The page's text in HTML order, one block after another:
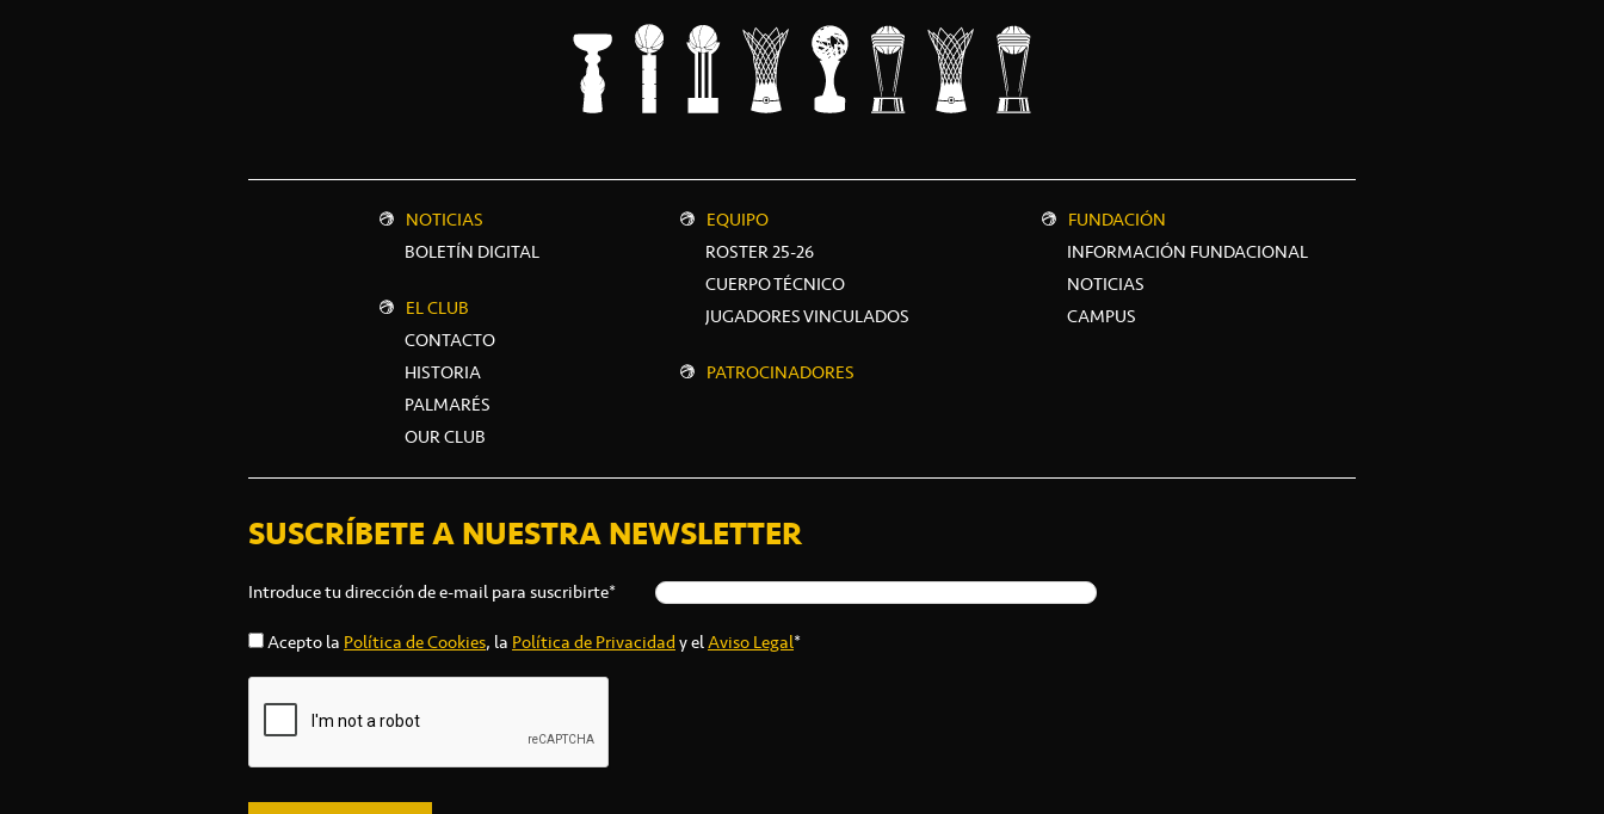
NOTICIAS
BOLETÍN DIGITAL
EL CLUB
CONTACTO
HISTORIA
PALMARÉS
OUR CLUB
EQUIPO
ROSTER 25-26
CUERPO TÉCNICO
JUGADORES VINCULADOS
PATROCINADORES
FUNDACIÓN
INFORMACIÓN FUNDACIONAL
NOTICIAS
CAMPUS
SUSCRÍBETE A NUESTRA NEWSLETTER
Introduce tu dirección de e-mail para suscribirte*
Acepto la Política de Cookies, la Política de Privacidady elAviso Legal*